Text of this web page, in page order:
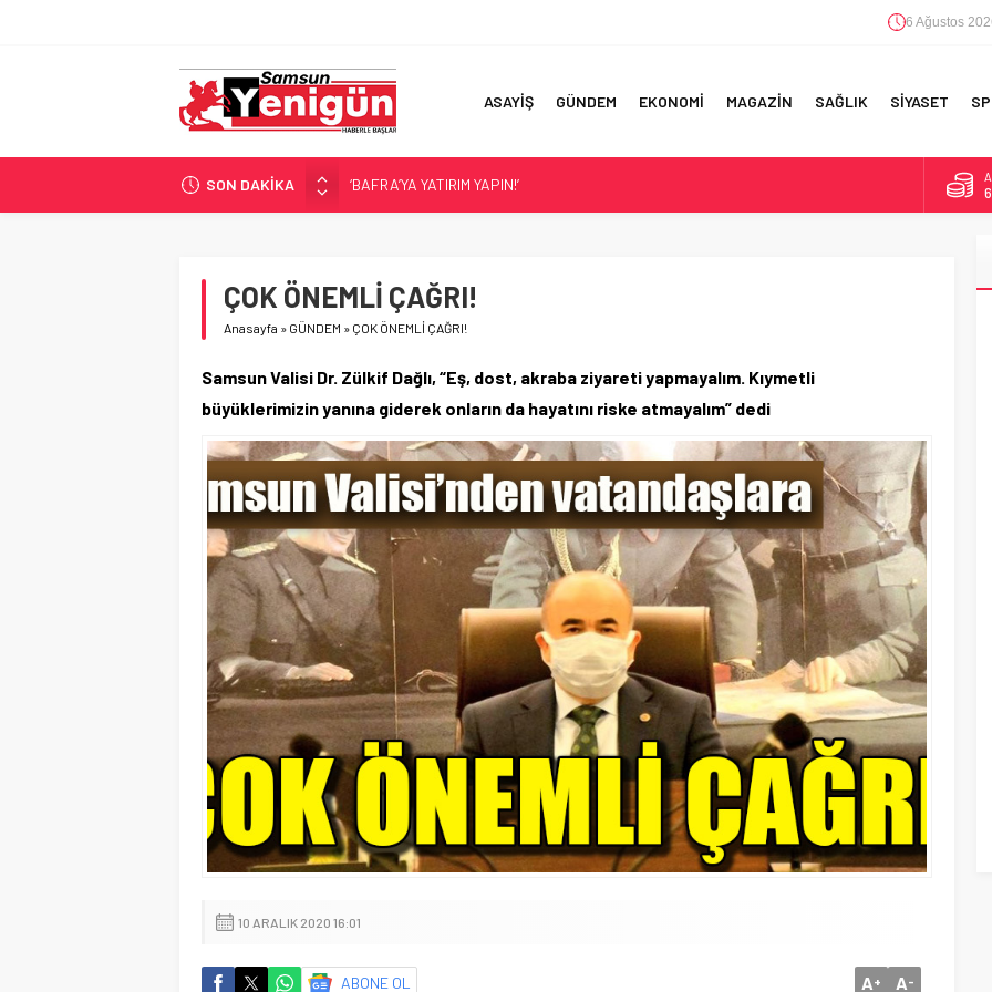
6 Ağustos
ASAYİŞ GÜNDEM EKONOMİ MAGAZİN SAĞLIK SİYASET
SON DAKİKA
‘BAFRA’YA YATIRIM YAPIN!’
İŞTE FINDIK FİYATI!
ALAÇAM’A ‘DEV’ YATIRIM!
SAMSUNSPOR’DA HEDEF 5’İNCİLİK!
ÇOK ÖNEMLİ ÇAĞRI!
Anasayfa » GÜNDEM » ÇOK ÖNEMLİ ÇAĞRI!
Samsun Valisi Dr. Zülkif Dağlı, “Eş, dost, akraba ziyareti yapmayalım. Kıymetli
büyüklerimizin yanına giderek onların da hayatını riske atmayalım” dedi
10 ARALIK 2020 16:01
ABONE OL A+ A-